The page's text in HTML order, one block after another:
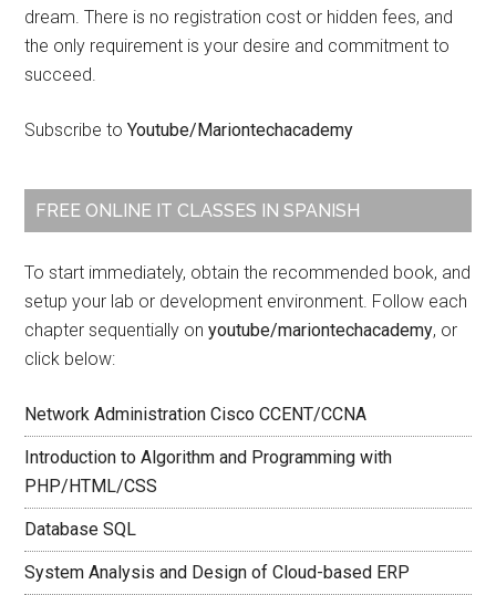
dream. There is no registration cost or hidden fees, and
the only requirement is your desire and commitment to
succeed.
Subscribe toYoutube/Mariontechacademy
FREE ONLINE IT CLASSES IN SPANISH
To start immediately, obtain the recommended book, and
setup your lab or development environment. Follow each
chapter sequentially onyoutube/mariontechacademy, or
click below:
Network Administration Cisco CCENT/CCNA
Introduction to Algorithm and Programming with
PHP/HTML/CSS
Database SQL
System Analysis and Design of Cloud-based ERP